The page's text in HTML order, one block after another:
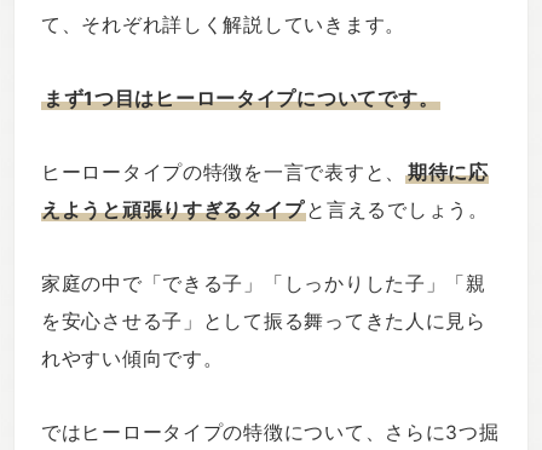
て、それぞれ詳しく解説していきます。
まず1つ目はヒーロータイプについてです。
ヒーロータイプの特徴を一言で表すと、 期待に応
えようと頑張りすぎるタイプと言えるでしょう。
家庭の中で「できる子」「しっかりした子」「親
を安心させる子」として振る舞ってきた人に見ら
れやすい傾向です。
ではヒーロータイプの特徴について、さらに3つ掘